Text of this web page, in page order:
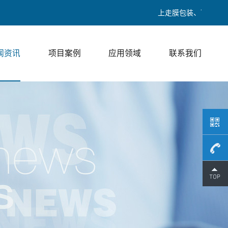
上走膜包装、下走膜包装、热收
资讯 项目案例 应用领域 联系我们